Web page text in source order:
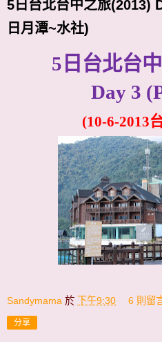
5日台北台中之旅(2013)
日月潭~水社)
5 日台北台
Day 3
(10-6-2013
Sandymama 於 下午9:30 6 則留
分享